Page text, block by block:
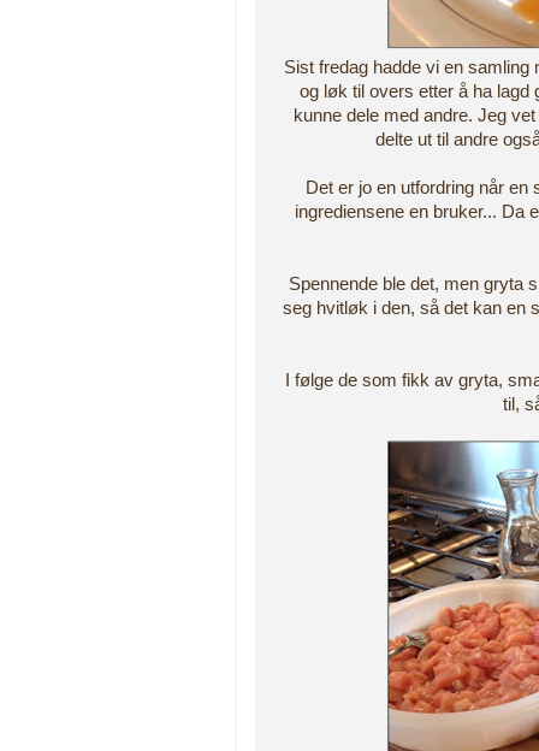
Sist fredag hadde vi en samling
og løk til overs etter å ha lagd
kunne dele med andre. Jeg
delte ut til andre
Det er jo en utfordring når en
ingrediensene en bruker... Da
Spennende ble det, men gryta
seg hvitløk i den, så det kan en
I følge de som fikk av gryta,
til,